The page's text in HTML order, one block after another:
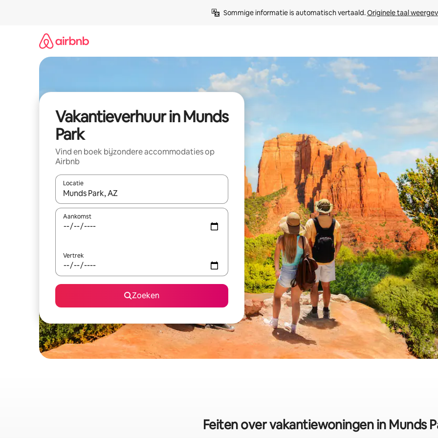
Sommige informatie is automatisch vertaald. Originele taal
Vakantieverhuur in Munds
Park
Vind en boek bijzondere accommodaties op
Airbnb
Locatie
Wanneer er suggesties beschikbaar zijn, maak je een keuze met je de pijltjestoetsen omhoog en omlaag, óf door te
Aankomst
Vertrek
Zoeken
Feiten over vakantiewoningen in Munds